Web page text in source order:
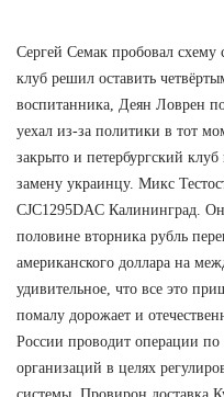
Сергей Семак пробовал
клуб решил оставить
воспитанника, Деян Ловрен
уехал из-за политики в тот
закрыто и петербургский
замену украинцу. Микс
CJC1295DAC Калининград.
половине вторника рубль
американского доллара на
удивительное, что все это
помалу дорожает и
России проводит операции
организаций в целях